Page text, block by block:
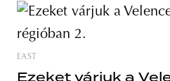
EAST
Ezeket várjuk a